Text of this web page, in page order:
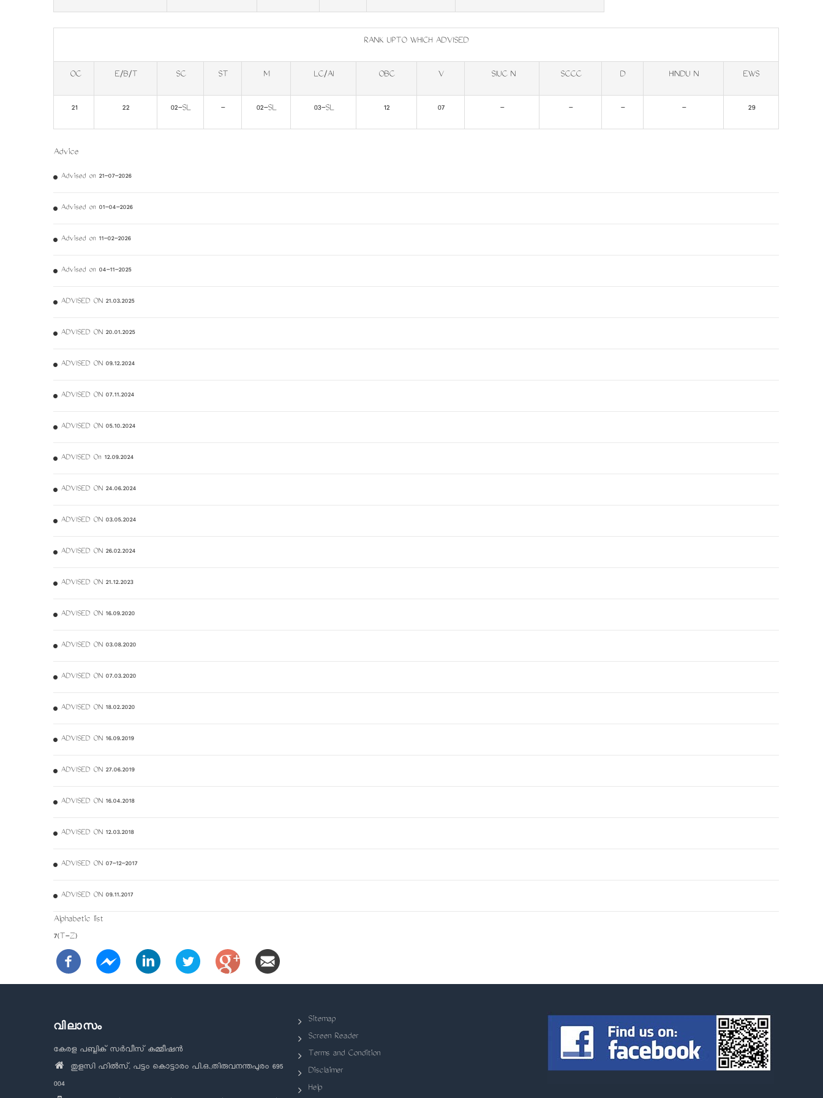
RANK UPTO WHICH ADVISED
OC E/B/T SC ST M LC/AI OBC V SIUC N SCCC D HINDU N EWS
21 22 02-SL - 02-SL 03-SL 12 07 - - - - 29
Advice
Advised on 21-07-2026
Advised on 01-04-2026
Advised on 11-02-2026
Advised on 04-11-2025
ADVISED ON 21.03.2025
ADVISED ON 20.01.2025
ADVISED ON 09.12.2024
ADVISED ON 07.11.2024
ADVISED ON 05.10.2024
ADVISED On 12.09.2024
ADVISED ON 24.06.2024
ADVISED ON 03.05.2024
ADVISED ON 26.02.2024
ADVISED ON 21.12.2023
ADVISED ON 16.09.2020
ADVISED ON 03.08.2020
ADVISED ON 07.03.2020
ADVISED ON 18.02.2020
ADVISED ON 16.09.2019
ADVISED ON 27.06.2019
ADVISED ON 16.04.2018
ADVISED ON 12.03.2018
ADVISED ON 07-12-2017
ADVISED ON 09.11.2017
Alphabetic list
7(T-Z)
വിലാസം
കേരള പബ്ലിക് സർവീസ് കമ്മീഷൻ
തുളസി ഹിൽസ്, പട്ടം കൊട്ടാരം പി.ഒ.,തിരുവനന്തപുരം 695
004
Sitemap
Screen Reader
Terms and Condition
Disclaimer
Help